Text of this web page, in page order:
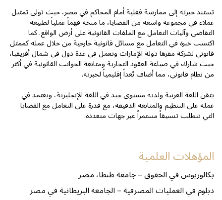
تستند خبرته إلى ممارسة فعلية أمام المحاكم في مصر، حيث تولى تمثيل
عملاء في مجموعة واسعة من القضايا، ما منحه فهماً عملياً لطبيعة
التقاضي وآليات التعامل مع الملفات القانونية على أرض الواقع. كما
اكتسب خبرة في التعامل مع مسائل قانونية خارجية من خلال عمله كممثل
قانوني لشركة مقرها دولة الإمارات وتعمل في عدة دول في شمال أفريقيا،
حيث شارك في صياغة العقود التجارية ومتابعة الجوانب القانونية في أكثر
من نظام قانوني، مما أضاف بُعداً إقليمياً لخبرته.
يتقن اللغة العربية ولديه مستوى جيد في اللغة الإنجليزية، ويعتمد في
عمله على التنظيم والمتابعة الدقيقة، مع قدرة على التعامل مع القضايا
التي تتطلب تنسيقاً مستمراً عبر جهات متعددة.
المؤهلات العلمية
بكالوريوس في الحقوق – جامعة طنطا، مصر
دبلوم في العمليات المصرفية – الجامعة البريطانية في مصر